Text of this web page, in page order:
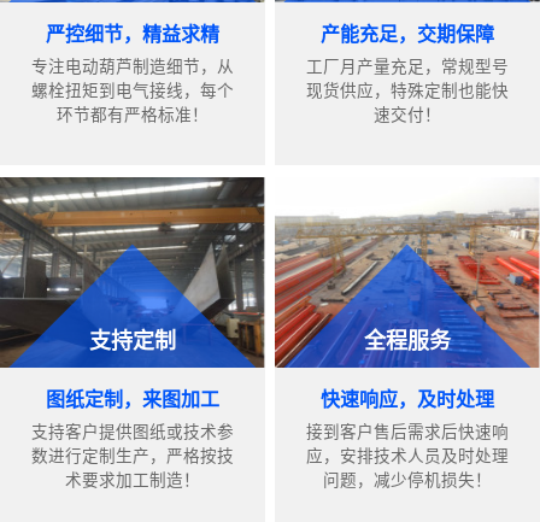
严控细节，精益求精
专注电动葫芦制造细节，从
螺栓扭矩到电气接线，每个
环节都有严格标准！
产能充足，交期保障
工厂月产量充足，常规型号
现货供应，特殊定制也能快
速交付！
支持定制
图纸定制，来图加工
支持客户提供图纸或技术参
数进行定制生产，严格按技
术要求加工制造！
全程服务
快速响应，及时处理
接到客户售后需求后快速响
应，安排技术人员及时处理
问题，减少停机损失！